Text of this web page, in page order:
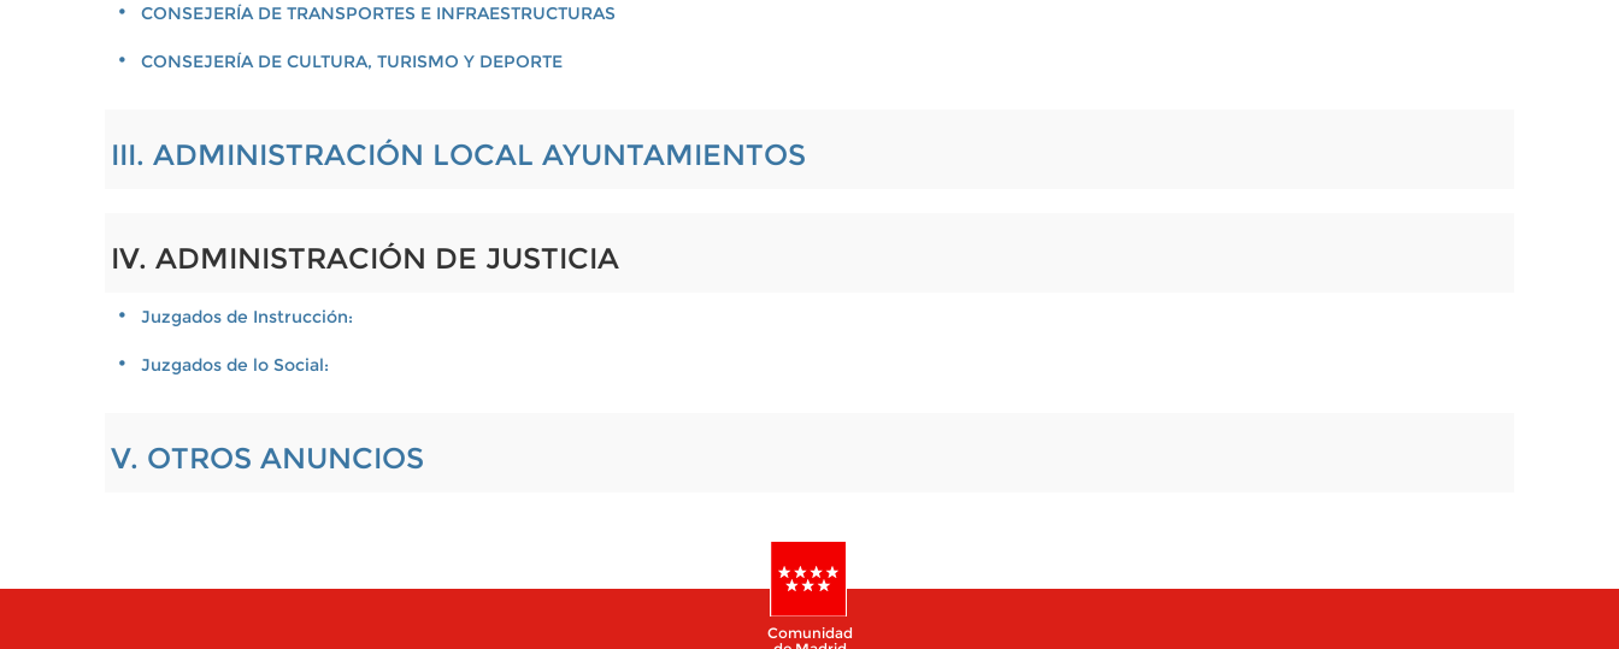
CONSEJERÍA DE TRANSPORTES E INFRAESTRUCTURAS
CONSEJERÍA DE CULTURA, TURISMO Y DEPORTE
III. ADMINISTRACIÓN LOCAL AYUNTAMIENTOS
IV. ADMINISTRACIÓN DE JUSTICIA
Juzgados de Instrucción:
Juzgados de lo Social:
V. OTROS ANUNCIOS
Comunidad